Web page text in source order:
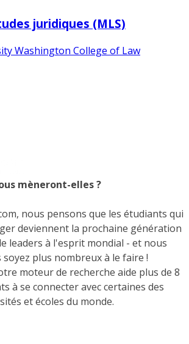
juridiques (MLS)
Washington College of Law
mèneront-elles ?
nous pensons que les étudiants qui
deviennent la prochaine génération
leaders à l'esprit mondial - et nous
plus nombreux à le faire !
moteur de recherche aide plus de 8
à se connecter avec certaines des
et écoles du monde.